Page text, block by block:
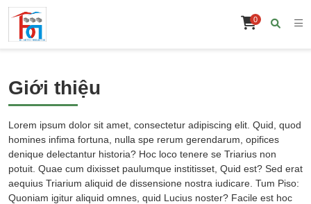
0
Giới thiệu
Lorem ipsum dolor sit amet, consectetur adipiscing elit. Quid, quod
homines infima fortuna, nulla spe rerum gerendarum, opifices
denique delectantur historia? Hoc loco tenere se Triarius non
potuit. Quae cum dixisset paulumque institisset, Quid est? Sed erat
aequius Triarium aliquid de dissensione nostra iudicare. Tum Piso:
Quoniam igitur aliquid omnes, quid Lucius noster? Facile est hoc